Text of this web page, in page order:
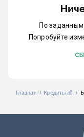
По заданным
Попробуйте
Главная Кредиты 💰